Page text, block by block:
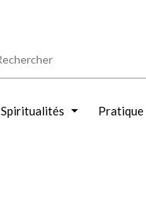
Spiritualités Pratique